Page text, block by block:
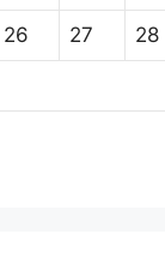
26 27 28